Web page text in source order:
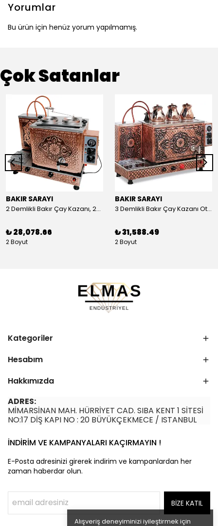
Alışveriş deneyiminizi iyileştirmek için
Yorumlar
Bu ürün için henüz yorum yapılmamış.
Çok Satanlar
BAKIR SARAYI
2 Demlikli Bakır Çay Kazanı, 25 Litre
₺ 28,078.66
2 Boyut
BAKIR SARAYI
3 Demlikli Bakır Çay Kazanı Otomatik, 30 Litre
₺ 31,588.49
2 Boyut
Kategoriler
Hesabım
Hakkımızda
ADRES:
MİMARSİNAN MAH. HÜRRİYET CAD. SIBA KENT 1 SİTESİ
NO:17 DİŞ KAPI NO : 20 BÜYÜKÇEKMECE / ISTANBUL
İNDİRİM VE KAMPANYALARI KAÇIRMAYIN !
E-Posta adresinizi girerek indirim ve kampanlardan her
zaman haberdar olun.
BİZE KATIL